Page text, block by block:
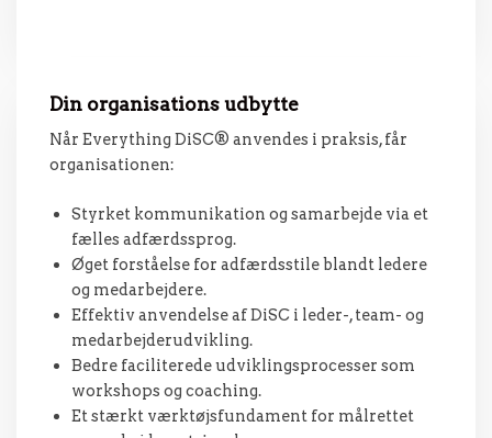
Din organisations udbytte
Når Everything DiSC® anvendes i praksis, får
organisationen:
Styrket kommunikation og samarbejde via et
fælles adfærdssprog.
Øget forståelse for adfærdsstile blandt ledere
og medarbejdere.
Effektiv anvendelse af DiSC i leder-, team- og
medarbejderudvikling.
Bedre faciliterede udviklingsprocesser som
workshops og coaching.
Et stærkt værktøjsfundament for målrettet